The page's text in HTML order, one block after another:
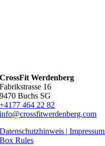
CrossFit Werdenberg
Fabrikstrasse 16
9470 Buchs SG
+4177 464 22 82
info@crossfitwerdenberg.com
Datenschutzhinweis | Impressum
Box Rules